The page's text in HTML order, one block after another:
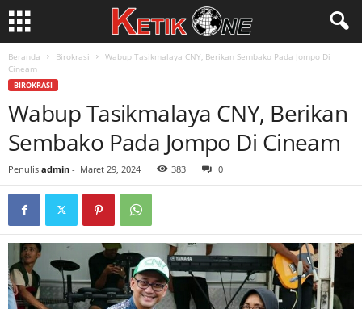
Beranda Birokrasi
Wabup Tasikmalaya CNY, Berikan Sembako Pada Jompo Di
Cineam
BIROKRASI
Wabup Tasikmalaya CNY, Berikan
Sembako Pada Jompo Di Cineam
Penulis admin - Maret 29, 2024 383 0